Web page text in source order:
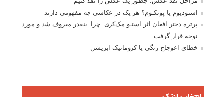
استودیوم یا پونکتوم؟ هر یک در عکاسی چه مفهومی دارند
پرتره دختر افغان اثر استیو مک‌کری: چرا اینقدر معروف شد و مورد
توجه قرار گرفت
خطای اعوجاج رنگی یا کروماتیک ابریشن